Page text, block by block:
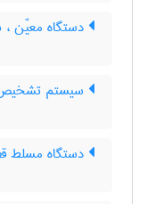
دستگاه معیّن
سیستم
دستگاه مسلط